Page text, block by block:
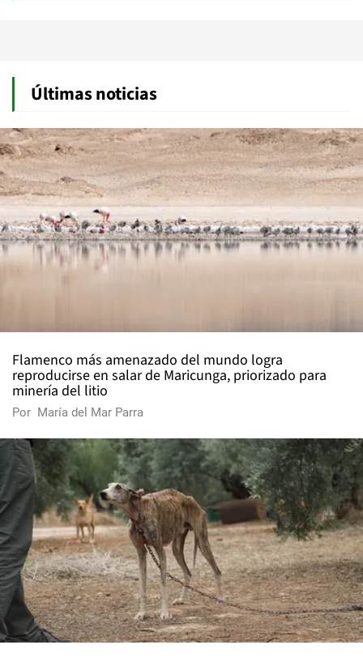
Últimas noticias
Flamenco más amenazado del mundo logra
reproducirse en salar de Maricunga, priorizado para
minería del litio
Por María del Mar Parra